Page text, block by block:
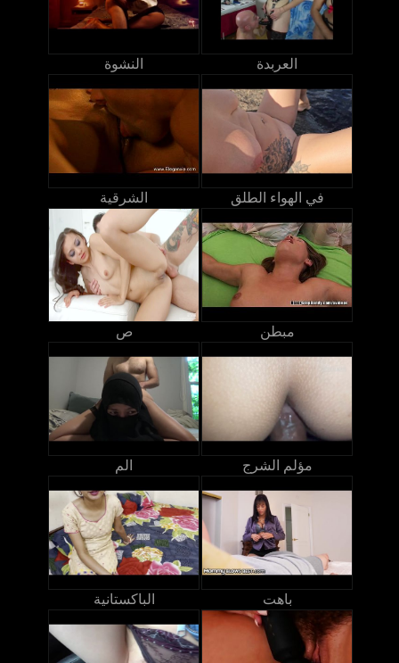
النشوة العربدة
الشرقية في الهواء الطلق
ص مبطن
الم مؤلم الشرج
الباكستانية باهت